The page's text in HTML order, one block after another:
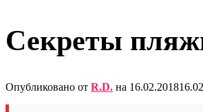
Секреты
Опубликовано от R.D. на 16.02.2018